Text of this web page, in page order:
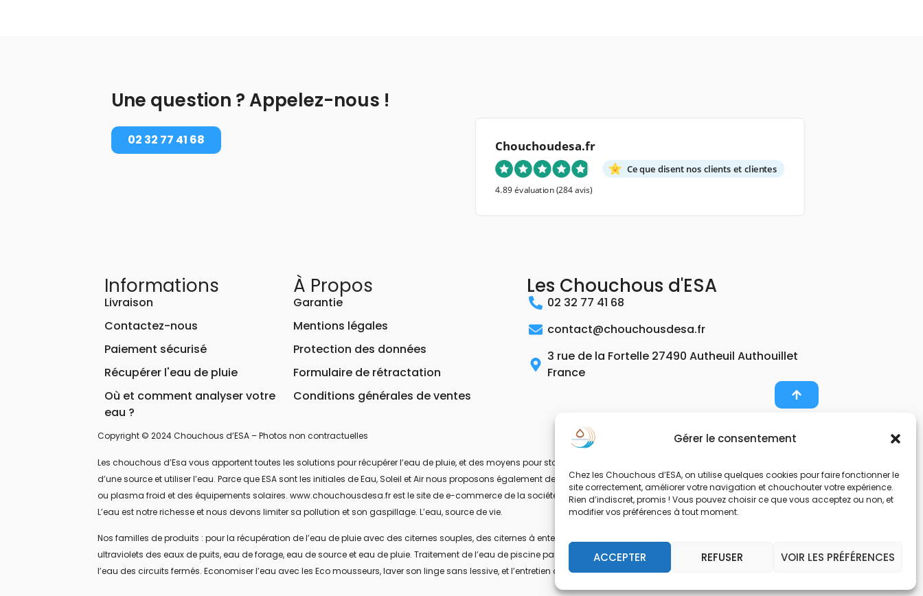
Gérer le consentement
Chez les Chouchous d’ESA, on utilise quelques cookies pour faire fonctionner le
site correctement, améliorer votre navigation et chouchouter votre expérience.
Rien d’indiscret, promis ! Vous pouvez choisir ce que vous acceptez ou non, et
modifier vos préférences à tout moment.
ACCEPTER REFUSER VOIR LES PRÉFÉRENCES
Une question ? Appelez-nous !
02 32 77 41 68 Chouchoudesa.fr
Ce que disent nos clients et clientes
4.89 évaluation(284 avis)
Informations
Livraison
Contactez-nous
Paiement sécurisé
Récupérer l'eau de pluie
Où et comment analyser votre
eau ?
À Propos
Garantie
Mentions légales
Protection des données
Formulaire de rétractation
Conditions générales de ventes
Les Chouchous d'ESA
02 32 77 41 68
contact@chouchousdesa.fr
3 rue de la Fortelle 27490 Autheuil Authouillet
France
Copyright © 2024 Chouchous d’ESA – Photos non contractuelles
Les chouchous d’Esa vous apportent toutes les solutions pour récupérer l’eau de pluie, et des moyens pour stocker, filtrer, traiter et potabiliser l’eau d’un forage, d’un puits ou
d’une source et utiliser l’eau. Parce que ESA sont les initiales de Eau, Soleil et Air nous proposons également des équipements pour décontaminer de l’air par photocatalyse
ou plasma froid et des équipements solaires. www.chouchousdesa.fr est le site de e-commerce de la société ESA Evolutions, une entreprise Normande au service de l’eau.
L’eau est notre richesse et nous devons limiter sa pollution et son gaspillage. L’eau, source de vie.
Nos familles de produits : pour la récupération de l’eau de pluie avec des citernes souples, des citernes à enterrer, ou des citernes hors sol. Filtration et potabilisation par
ultraviolets des eaux de puits, eau de forage, eau de source et eau de pluie. Traitement de l’eau de piscine par UV-C. Les pompes et gestionnaire d’eau. Anticalcaire, clarifier
l’eau des circuits fermés. Economiser l’eau avec les Eco mousseurs, laver son linge sans lessive, et l’entretien de la maison et de locaux avec des microfibres.